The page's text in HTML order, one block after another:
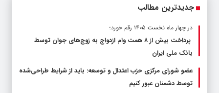
جدیدترین مطالب
در چهار ماه نخست ۱۴۰۵ رقم خورد؛
پرداخت بیش از ۸ همت وام ازدواج به زوج‌های جوان توسط
بانک ملی ایران
عضو شورای مرکزی حزب اعتدال و توسعه: باید از شرایط طراحی‌شده
توسط دشمنان عبور کنیم